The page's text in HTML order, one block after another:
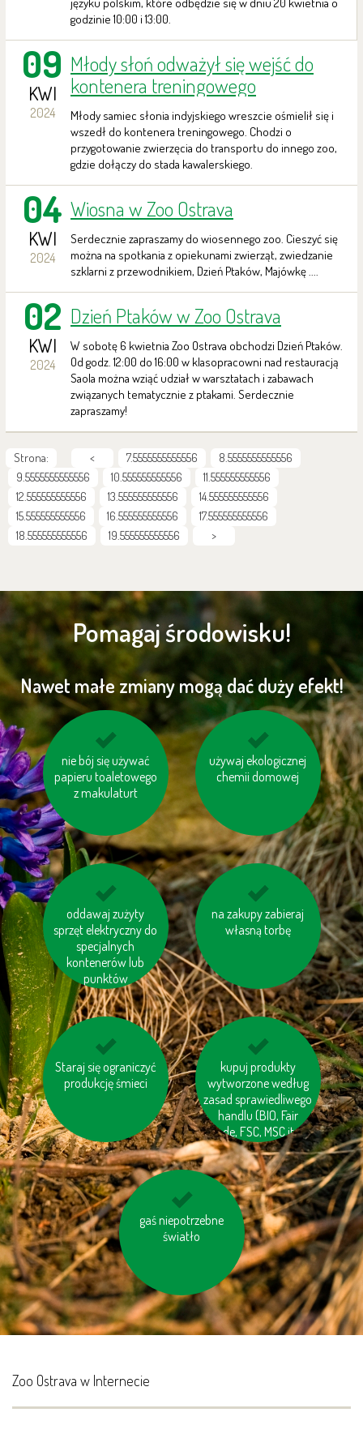
godzinie 10:00 i 13:00.
09
KWI
2024
Młody słoń odważył się wejść do
kontenera treningowego
Młody samiec słonia indyjskiego wreszcie ośmielił się i
wszedł do kontenera treningowego. Chodzi o
przygotowanie zwierzęcia do transportu do innego zoo,
gdzie dołączy do stada kawalerskiego.
04
KWI
2024
Wiosna w Zoo Ostrava
Serdecznie zapraszamy do wiosennego zoo. Cieszyć się
można na spotkania z opiekunami zwierząt, zwiedzanie
szklarni z przewodnikiem, Dzień Ptaków, Majówkę ....
02
KWI
2024
Dzień Ptaków w Zoo Ostrava
W sobotę 6 kwietnia Zoo Ostrava obchodzi Dzień Ptaków.
Od godz. 12:00 do 16:00 w klasopracowni nad restauracją
Saola można wziąć udział w warsztatach i zabawach
związanych tematycznie z ptakami. Serdecznie
zapraszamy!
Strona: < 7.5555555555556
8.5555555555556
9.5555555555556
10.555555555556
11.555555555556
12.555555555556
13.555555555556
14.555555555556
15.555555555556
16.555555555556
17.555555555556
18.555555555556
19.555555555556 >
Pomagaj środowisku!
Nawet małe zmiany mogą dać duży efekt!
nie bój się używać
papieru toaletowego
z makulaturt
unikaj jedzenia pang i
tuńczyków
używaj ekologicznej
chemii domowej
unikaj odpadów w
niepotrzebnych
oddawaj zużyty
sprzęt elektryczny do
specjalnych
kontenerów lub
punktów
korzystaj z
samochodu w kilka
osób, jeśli macie
wspólną drogę
na zakupy zabieraj
własną torbę
nie spalaj śmieci
Staraj się ograniczyć
produkcję śmieci
kupuj sezonowe
warzywa i owoce
kupuj produkty
wytworzone według
zasad sprawiedliwego
handlu (BIO, Fair
trade, FSC, MSC itp.)
kupuj produkty z
odzysku
gaś niepotrzebne
światło
kupuj produkty
regionalne
Zoo Ostrava w Internecie